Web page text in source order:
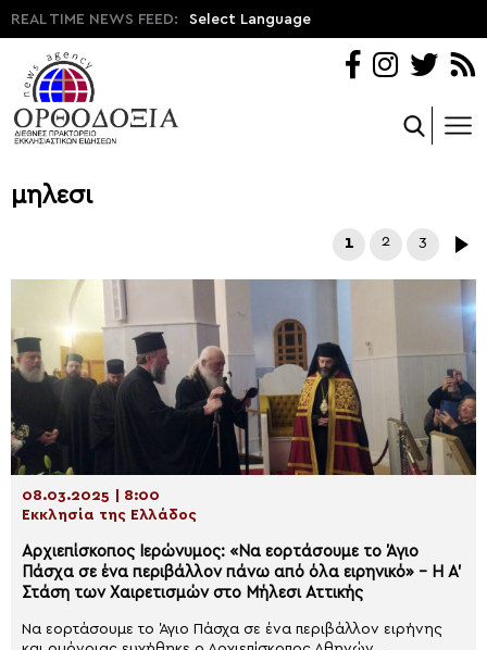
REAL TIME NEWS FEED: Select Language
μηλεσι
1 2 3
08.03.2025 | 8:00
Εκκλησία της Ελλάδος
Αρχιεπίσκοπος Ιερώνυμος: «Nα εορτάσουμε το Άγιο
Πάσχα σε ένα περιβάλλον πάνω από όλα ειρηνικό» – Η Α’
Στάση των Χαιρετισμών στο Μήλεσι Αττικής
Να εορτάσουμε το Άγιο Πάσχα σε ένα περιβάλλον ειρήνης